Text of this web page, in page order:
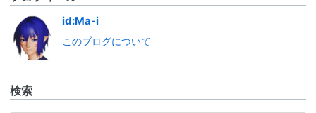
id:Ma-i
このブログについて
検索